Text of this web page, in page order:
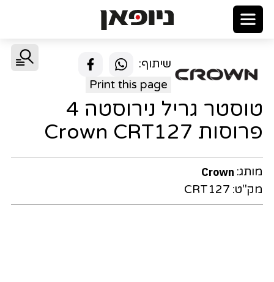
שיתוף:
Print this page
טוסטר גריל נירוסטה 4
פרוסות Crown CRT127
מותג: Crown
מק"ט: CRT127